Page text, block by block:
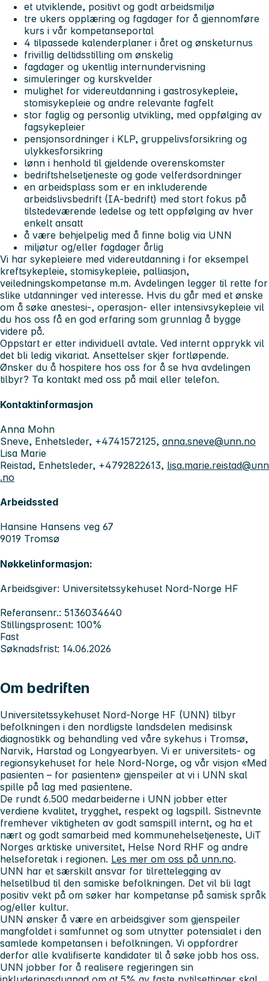
et utviklende, positivt og godt arbeidsmiljø
tre ukers opplæring og fagdager for å gjennomføre
kurs i vår kompetanseportal
4 tilpassede kalenderplaner i året og ønsketurnus
frivillig deltidsstilling om ønskelig
fagdager og ukentlig internundervisning
simuleringer og kurskvelder
mulighet for videreutdanning i gastrosykepleie,
stomisykepleie og andre relevante fagfelt
stor faglig og personlig utvikling, med oppfølging av
fagsykepleier
pensjonsordninger i KLP, gruppelivsforsikring og
ulykkesforsikring
lønn i henhold til gjeldende overenskomster
bedriftshelsetjeneste og gode velferdsordninger
en arbeidsplass som er en inkluderende
arbeidslivsbedrift (IA-bedrift) med stort fokus på
tilstedeværende ledelse og tett oppfølging av hver
enkelt ansatt
å være behjelpelig med å finne bolig via UNN
miljøtur og/eller fagdager årlig
Vi har sykepleiere med videreutdanning i for eksempel
kreftsykepleie, stomisykepleie, palliasjon,
veiledningskompetanse m.m. Avdelingen legger til rette for
slike utdanninger ved interesse. Hvis du går med et ønske
om å søke anestesi-, operasjon- eller intensivsykepleie vil
du hos oss få en god erfaring som grunnlag å bygge
videre på.
Oppstart er etter individuell avtale. Ved internt opprykk vil
det bli ledig vikariat. Ansettelser skjer fortløpende.
Ønsker du å hospitere hos oss for å se hva avdelingen
tilbyr? Ta kontakt med oss på mail eller telefon.
Kontaktinformasjon
Anna Mohn
Sneve, Enhetsleder, +4741572125, anna.sneve@unn.no
Lisa Marie
Reistad, Enhetsleder, +4792822613, lisa.marie.reistad@unn
.no
Arbeidssted
Hansine Hansens veg 67
9019 Tromsø
Nøkkelinformasjon:
Arbeidsgiver: Universitetssykehuset Nord-Norge HF
Referansenr.: 5136034640
Stillingsprosent: 100%
Fast
Søknadsfrist: 14.06.2026
Om bedriften
Universitetssykehuset Nord-Norge HF (UNN) tilbyr
befolkningen i den nordligste landsdelen medisinsk
diagnostikk og behandling ved våre sykehus i Tromsø,
Narvik, Harstad og Longyearbyen. Vi er universitets- og
regionsykehuset for hele Nord-Norge, og vår visjon «Med
pasienten – for pasienten» gjenspeiler at vi i UNN skal
spille på lag med pasientene.
De rundt 6.500 medarbeiderne i UNN jobber etter
verdiene kvalitet, trygghet, respekt og lagspill. Sistnevnte
fremhever viktigheten av godt samspill internt, og ha et
nært og godt samarbeid med kommunehelsetjeneste, UiT
Norges arktiske universitet, Helse Nord RHF og andre
helseforetak i regionen. Les mer om oss på unn.no.
UNN har et særskilt ansvar for tilrettelegging av
helsetilbud til den samiske befolkningen. Det vil bli lagt
positiv vekt på om søker har kompetanse på samisk språk
og/eller kultur.
UNN ønsker å være en arbeidsgiver som gjenspeiler
mangfoldet i samfunnet og som utnytter potensialet i den
samlede kompetansen i befolkningen. Vi oppfordrer
derfor alle kvalifiserte kandidater til å søke jobb hos oss.
UNN jobber for å realisere regjeringen sin